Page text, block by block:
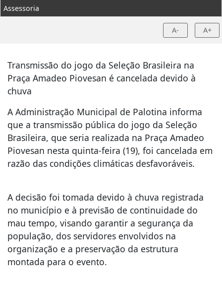
Assessoria
A- A+
Transmissão do jogo da Seleção Brasileira na
Praça Amadeo Piovesan é cancelada devido à
chuva
A Administração Municipal de Palotina informa
que a transmissão pública do jogo da Seleção
Brasileira, que seria realizada na Praça Amadeo
Piovesan nesta quinta-feira (19), foi cancelada em
razão das condições climáticas desfavoráveis.
A decisão foi tomada devido à chuva registrada
no município e à previsão de continuidade do
mau tempo, visando garantir a segurança da
população, dos servidores envolvidos na
organização e a preservação da estrutura
montada para o evento.